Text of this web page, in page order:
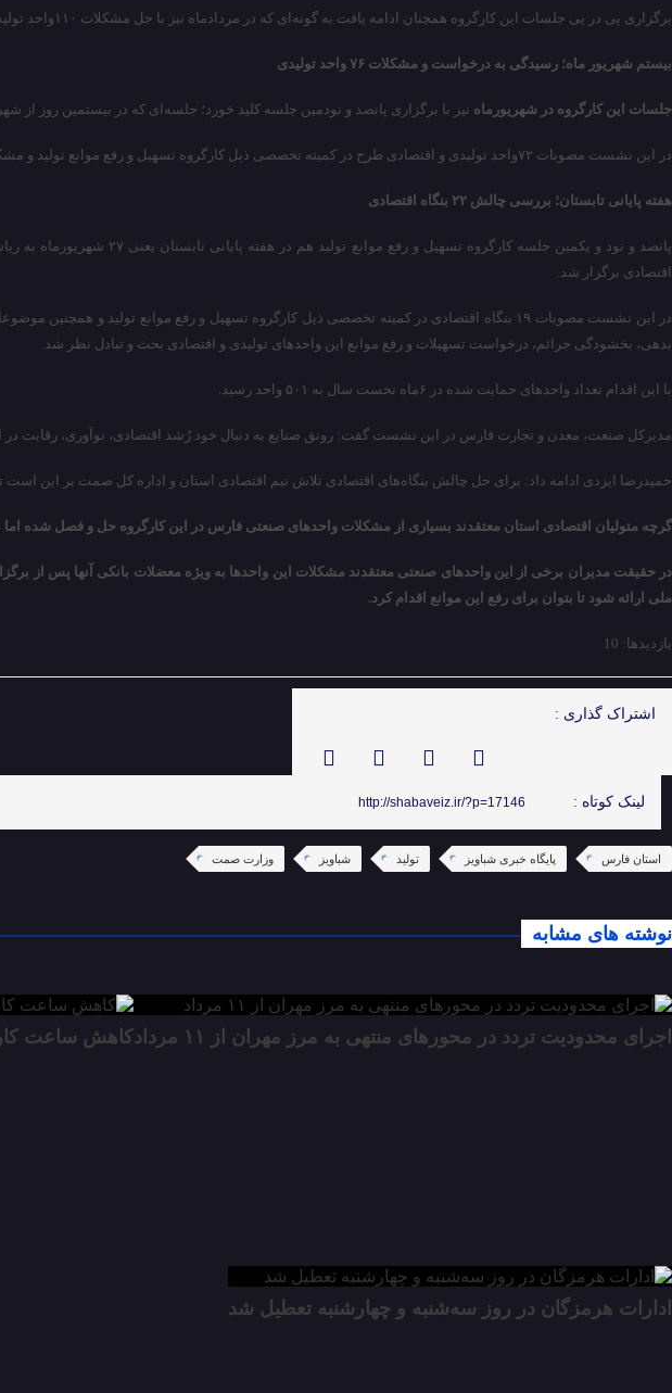
برگزاری پی در پی جلسات این کارگروه همچنان ادامه یافت به گونه‌ای که در مردادماه نیز با حل مشکلات ۱۱۰واحد تولیدی و اقتصادی تعداد واحدهای حمایت شده از ابتدای سال تاکنون به ۴۰۳واحد رسید.
بیستم شهریور ماه؛ رسیدگی به درخواست و مشکلات ۷۶ واحد تولیدی
جلسات این کارگروه در شهریورماه نیز با برگزاری پانصد و نودمین جلسه کلید خورد؛ جلسه‌ای که در بیستمین روز از
در این نشست مصوبات ۷۲واحد تولیدی و اقتصادی طرح در کمیته تخصصی ذیل کارگروه تسهیل و رفع موانع تولید و مشکلات چهار بنگاه اقتصادی در زمینه فعالیت گلخانه و تولید صیفی‌جات، لبنیات، فرآورده‌های گوشتی، خوراک دام و طیور به تصویب رسید.
هفته پایانی تابستان؛ بررسی چالش ۲۲ بنگاه اقتصادی
پانصد و نود و یکمین جلسه
اقتصادی برگزار شد.
در این نشست مصوبات ۱۹ بنگاه اقتصادی در کمیته تخصصی ذیل کارگروه تسهیل و رفع موانع تولید
بدهی، بخشودگی جرائم، درخواست تسهیلات و رفع موانع این واحدهای تولیدی و اقتصادی بحث و تبادل نظر شد.
با این اقدام تعداد واحدهای حمایت شده در ۶ماه نخست سال به ۵۰۱ واحد رسید.
مدیرکل صنعت، معدن و تجارت فارس در این نشست گفت: رونق صنایع به دنبال خود رُشد اقتصادی، نوآوری، رقابت در
حمیدرضا ایزدی ادامه داد: برای حل چالش بنگاه‌های اقتصادی تلاش تیم اقتصادی استان و اداره کل صمت بر این
گرچه متولیان اقتصادی استان معتقدند بسیاری از مشکلات واحدهای صنعتی فارس در این کارگروه حل و فصل شده
در حقیقت مدیران برخی از این واحدهای صنعتی معتقدند مشکلات این واحدها به ویژه معضلات بانکی آنها پس از
ملی ارائه شود تا بتوان برای رفع این موانع اقدام کرد.
بازدیدها: 10
اشتراک گذاری :
لینک کوتاه : http://shabaveiz.ir/?p=17146
استان فارس پایگاه خبری شباویز تولید شباویز وزارت صمت
نوشته های مشابه
اجرای محدودیت تردد در محورهای منتهی به مرز مهران از ۱۱ مرداد کاهش ساعت
ادارات هرمزگان در روز سه‌شنبه و چهارشنبه تعطیل شد